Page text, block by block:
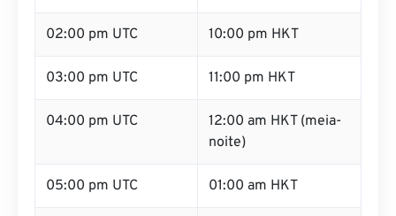
02:00 pm UTC 10:00 pm HKT
03:00 pm UTC 11:00 pm HKT
04:00 pm UTC
12:00 am HKT (meia-
noite)
05:00 pm UTC 01:00 am HKT